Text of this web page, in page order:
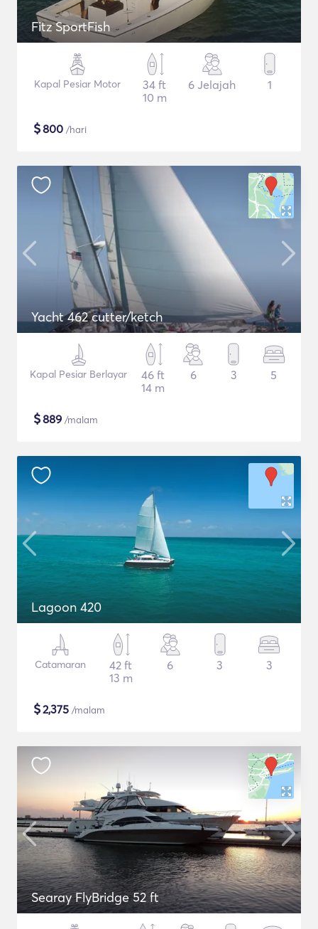
Fitz SportFish
Kapal Pesiar Motor
34 ft
10 m
6 Jelajah 1
$800 /hari
Yacht 462 cutter/ketch
Kapal Pesiar Berlayar
46 ft
14 m
6 3 5
$889 /malam
Lagoon 420
Catamaran
42 ft
13 m
6 3 3
$2,375 /malam
Searay FlyBridge 52 ft